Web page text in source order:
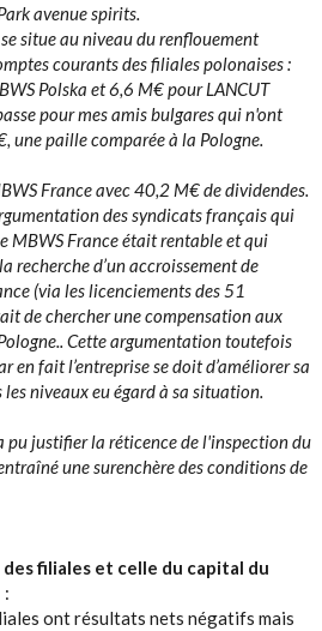
avenue spirits.
situe au niveau du renflouement
courants des filiales polonaises :
Polska et 6,6 M€ pour LANCUT
pour mes amis bulgares qui n'ont
une paille comparée à la Pologne.
France avec 40,2 M€ de dividendes.
des syndicats français qui
MBWS France était rentable et qui
recherche d’un accroissement de
(via les licenciements des 51
de chercher une compensation aux
Cette argumentation toutefois
en fait l’entreprise se doit d’améliorer sa
niveaux eu égard à sa situation.
pu justifier la réticence de l'inspection du
une surenchère des conditions de
filiales et celle du capital du
:
ont résultats nets négatifs mais